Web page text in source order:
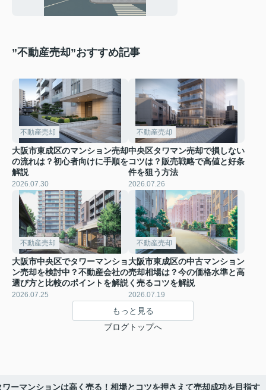
”不動産売却”おすすめ記事
不動産売却
大阪市東成区のマンション売却
の流れは？初心者向けに手順を
解説
2026.07.30
不動産売却
中央区タワマン売却で損しない
コツは？販売戦略で高値と好条
件を狙う方法
2026.07.26
不動産売却
大阪市中央区でタワーマンショ
ン売却を検討中？不動産会社の
選び方と比較のポイントを解説
2026.07.25
不動産売却
大阪市東成区の中古マンション
売却相場は？今の価格水準と高
く売るコツを解説
2026.07.19
もっと見る
ブログトップへ
ーマンションは高く売る！相場とコツを押さえて売却成功を目指す